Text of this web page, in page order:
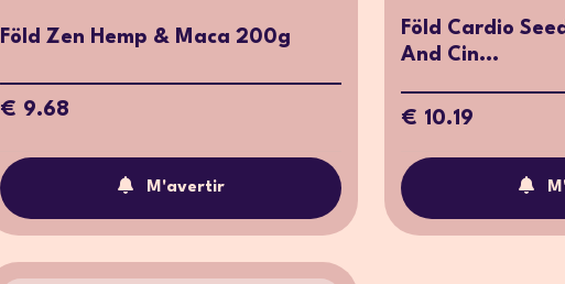
Föld Zen Hemp & Maca 200g
€ 9.68
M'avertir
Föld Cardio
And Cin...
€ 10.19